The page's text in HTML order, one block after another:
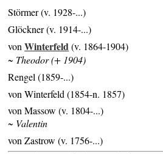
Störmer (v. 1928-...)
Glöckner (v. 1914-...)
vonWinterfeld(v. 1864-1904)
~ Theodor (+ 1904)
Rengel (1859-...)
von Winterfeld (1854-n. 1857)
von Massow (v. 1804-...)
~ Valentin
von Zastrow (v. 1756-...)